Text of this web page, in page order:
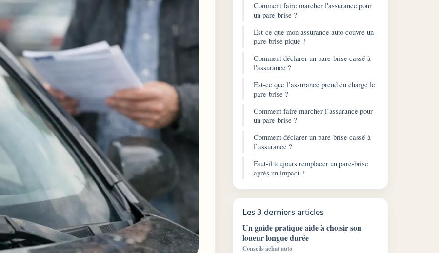
Comment faire marcher l'assurance pour
un pare-brise ?
Est-ce que mon assurance auto couvre un
pare-brise piqué ?
Comment déclarer un pare-brise cassé à
l'assurance ?
Est-ce que l’assurance prend en charge le
pare-brise ?
Comment faire marcher l’assurance pour
un pare-brise ?
Comment déclarer un pare-brise cassé à
l’assurance ?
Faut-il toujours remplacer un pare-brise
après un impact ?
Les 3 derniers articles
Un guide pratique aide à choisir son
loueur longue durée
Conseils achat auto